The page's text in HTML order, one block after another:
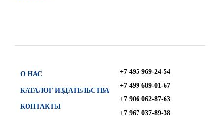
О НАС
КАТАЛОГ ИЗДАТЕЛЬСТВА
КОНТАКТЫ
+7 495 969-24-54
+7 499 689-01-67
+7 906 062-87-63
+7 967 037-89-38